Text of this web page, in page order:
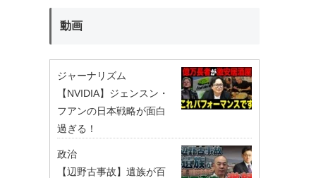
動画
ジャーナリズム
【NVIDIA】ジェンスン・
フアンの日本戦略が面白
過ぎる！
政治
【辺野古事故】遺族が百